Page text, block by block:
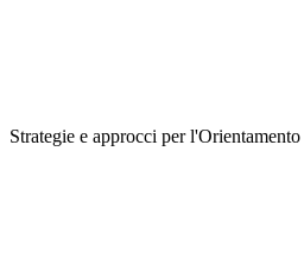
Strategie e approcci per l'Orientamento